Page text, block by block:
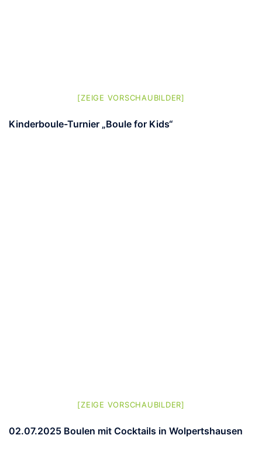
[ZEIGE VORSCHAUBILDER]
Kinderboule-Turnier „Boule for Kids“
[ZEIGE VORSCHAUBILDER]
02.07.2025 Boulen mit Cocktails in Wolpertshausen